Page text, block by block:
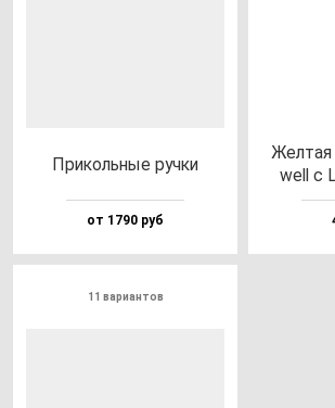
При­коль­ные руч­ки
от 1790 руб
Жел­тая
well c
11 вариантов